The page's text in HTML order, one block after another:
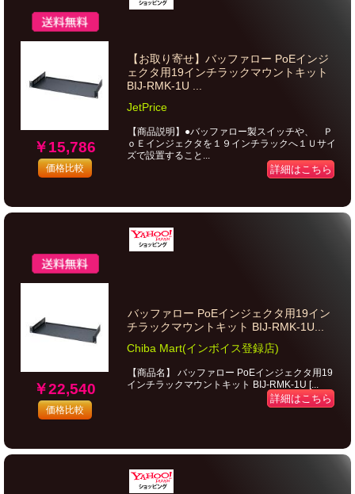
￥15,786
価格比較
【お取り寄せ】バッファロー PoEインジ
ェクタ用19インチラックマウントキット
BIJ-RMK-1U ...
JetPrice
【商品説明】●バッファロー製スイッチや、 Ｐ
ｏＥインジェクタを１９インチラックへ１Ｕサイ
ズで設置すること...
詳細はこちら
￥22,540
価格比較
バッファロー PoEインジェクタ用19イン
チラックマウントキット BIJ-RMK-1U...
Chiba Mart(インボイス登録店)
【商品名】 バッファロー PoEインジェクタ用19
インチラックマウントキット BIJ-RMK-1U [...
詳細はこちら